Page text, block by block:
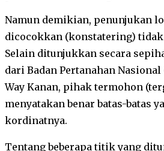
Namun demikian, penunjukan
dicocokkan (konstatering)
Selain ditunjukkan secara
dari Badan Pertanahan Nasional
Way Kanan, pihak termohon
menyatakan benar batas-batas
kordinatnya.
Tentang beberapa titik yang